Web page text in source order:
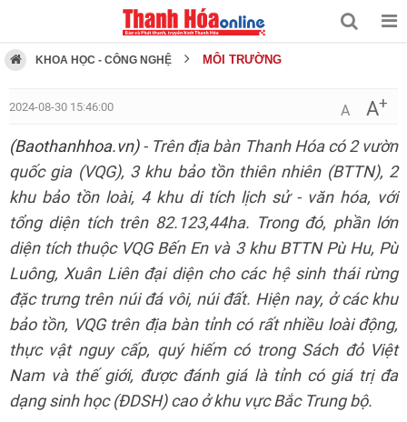
KHOA HỌC - CÔNG NGHỆ MÔI TRƯỜNG
2024-08-30 15:46:00 A A+
(Baothanhhoa.vn)- Trên địa bàn Thanh Hóa có 2 vườn
quốc gia (VQG), 3 khu bảo tồn thiên nhiên (BTTN), 2
khu bảo tồn loài, 4 khu di tích lịch sử - văn hóa, với
tổng diện tích trên 82.123,44ha. Trong đó, phần lớn
diện tích thuộc VQG Bến En và 3 khu BTTN Pù Hu, Pù
Luông, Xuân Liên đại diện cho các hệ sinh thái rừng
đặc trưng trên núi đá vôi, núi đất. Hiện nay, ở các khu
bảo tồn, VQG trên địa bàn tỉnh có rất nhiều loài động,
thực vật nguy cấp, quý hiếm có trong Sách đỏ Việt
Nam và thế giới, được đánh giá là tỉnh có giá trị đa
dạng sinh học (ĐDSH) cao ở khu vực Bắc Trung bộ.